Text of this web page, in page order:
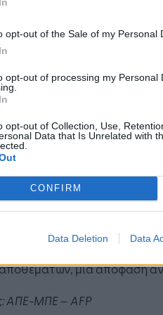
opt-out of the Sale of my Personal
opt-out of processing my Personal
opt-out of Collection, Use,
Data that Is Unrelated with
CONFIRM
Data Deletion Data
μείωση των
άλμα των τιμών»,
κατά 250 εκατ. βαρέλια
δηλαδή με ρυθμό 4
σύμφωνα με τον ΙΕΑ.
κατευνάσουν τις αγορές, οι
είχαν ανακοινώσει
αποδέσμευση 426
μια απόφαση
ΑΠΕ-ΜΠΕ – AFP